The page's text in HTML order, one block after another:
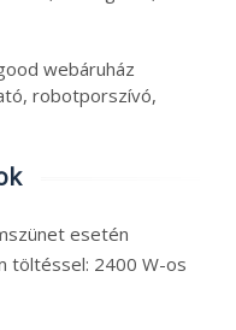
webáruház
robotporszívó,
esetén
töltéssel: 2400 W-os